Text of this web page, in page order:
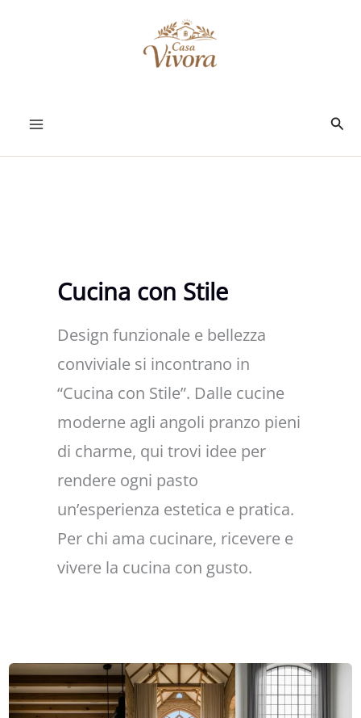
Cucina con Stile
Design funzionale e bellezza
conviviale si incontrano in
“Cucina con Stile”. Dalle cucine
moderne agli angoli pranzo pieni
di charme, qui trovi idee per
rendere ogni pasto
un’esperienza estetica e pratica.
Per chi ama cucinare, ricevere e
vivere la cucina con gusto.